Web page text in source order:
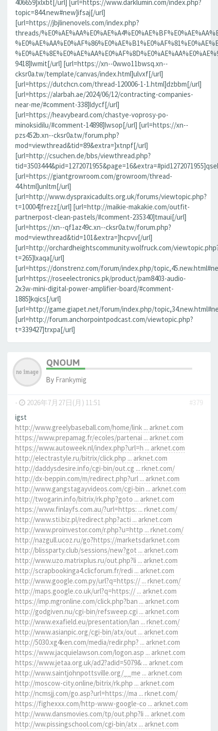
406659]xlxbt[/url] [url=https://www.darklumin.com/index.php?
topic=844.new#new]ifsaj[/url]
[url=https://jbjlinenovels.com/index.php?
threads/
9418]lwmit[/url] [url=https://xn--0wwo11bwsq.xn--
cksr0a.tw/template/canvas/index.html]ulvxf[/url]
[url=https://dutchcn.com/thread-120006-1-1.html]dzbbm[/url]
[url=https://alarbah.ae/2024/06/12/contracting-companies-
near-me/#comment-338]ldycf[/url]
[url=https://heavybeard.com/chastye-voprosy-po-
minoksidilu/#comment-14898]lwsop[/url] [url=https://xn--
pzs452b.xn--cksr0a.tw/forum.php?
mod=viewthread&tid=89&extra=]xtnpf[/url]
[url=http://csuchen.de/bbs/viewthread.php?
[url=https://giantgrowroom.com/growroom/thread-
44.html]unltm[/url]
[url=http://www.dyspraxicadults.org.uk/forums/viewtopic.php?
t=10004]frezz[/url] [url=http://maikie-makakie.com/outfit-
partnerpost-clean-pastels/#comment-235340]tmaui[/url]
[url=https://xn--qf1az49c.xn--cksr0a.tw/forum.php?
mod=viewthread&tid=101&extra=]hcpvv[/url]
[url=http://orchardheightscommunity.wolfruck.com/
t=265]lxaqa[/url]
[url=https://donstrenz.com/forum/index.php/
[url=https://roseelectronics.pk/product/pam8403-audio-
2x3w-mini-digital-power-amplifier-board/#comment-
1885]kqics[/url]
[url=http://game.giapet.net/forum/index.php/
[url=http://forum.anchorpointpodcast.com/viewtopic.php?
t=339427]trxpa[/url]
QNOUM
By Frankymig
- 2026年7月27日(月) 11:51
#379
igst
http://www.greelybaseball.com/home/link ... arknet.com
https://www.prepamag.fr/ecoles/partenai ... arknet.com
https://www.autoweek.nl/index.php?url=h ... arknet.com
http://electrastyle.ru/bitrix/click.php ... arknet.com
http://daddysdesire.info/cgi-bin/out.cg ... rknet.com/
http://dx-beppin.com/m/redirect.php?url ... arknet.com
http://www.gangstagayvideos.com/cgi-bin ... arknet.com
http://twogarin.info/bitrix/rk.php?goto ... arknet.com
https://www.finlayfs.com.au/?url=https: ... rknet.com/
http://www.sti.biz.pl/redirect.php?acti ... arknet.com
http://www.proinvestor.com/r.php?u=http ... rknet.com/
http://nazgull.ucoz.ru/go?https://marketsdarknet.com
http://blissparty.club/sessions/new?got ... arknet.com
http://www.uzo.matrixplus.ru/out.php?li ... arknet.com
http://scrapbookinga4.clicforum.fr/redi ... arknet.com
http://www.google.com.py/url?q=https:// ... rknet.com/
http://maps.google.co.uk/url?q=https:// ... arknet.com
https://imp.mgronline.com/click.php?ban ... arknet.com
http://godgiven.nu/cgi-bin/refsweep.cgi ... arknet.com
http://www.exafield.eu/presentation/lan ... rknet.com/
http://www.asianpic.org/cgi-bin/atx/out ... arknet.com
http://5030.xg4ken.com/media/redir.php? ... arknet.com
https://www.jacquielawson.com/logon.asp ... arknet.com
https://www.jetaa.org.uk/ad2?adid=5079& ... arknet.com
http://www.saintjohnpottsville.org/__me ... arknet.com
http://moscow-city.online/bitrix/rk.php ... arknet.com
http://ncmsjj.com/go.asp?url=https://ma ... rknet.com/
https://fighexxx.com/http-www-google-co ... arknet.com
http://www.dansmovies.com/tp/out.php?li ... arknet.com
http://ww.pissingschool.com/cgi-bin/atx ... arknet.com